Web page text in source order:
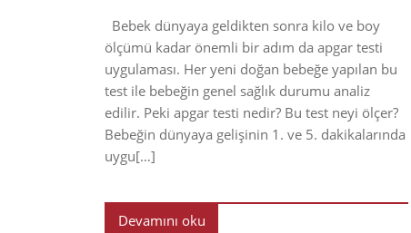
Bebek dünyaya geldikten sonra kilo ve boy
ölçümü kadar önemli bir adım da apgar testi
uygulaması. Her yeni doğan bebeğe yapılan bu
test ile bebeğin genel sağlık durumu analiz
edilir. Peki apgar testi nedir? Bu test neyi ölçer?
Bebeğin dünyaya gelişinin 1. ve 5. dakikalarında
uygu[…]
Devamını oku